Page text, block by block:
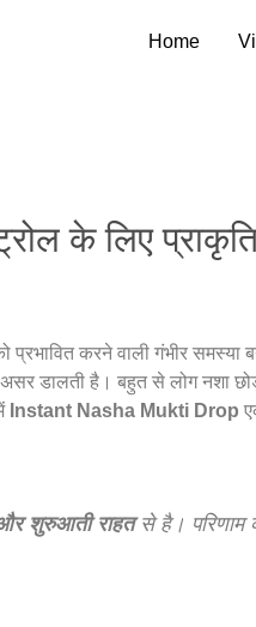
Home
के लिए
प्रभावित करने वाली गंभीर समस्या
डालती है। बहुत से लोग नशा
Instant Nasha Mukti Drop
शुरुआती राहतसे है। परिणाम